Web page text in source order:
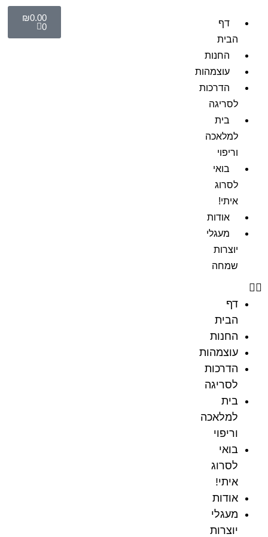
דף
הבית
החנות
עוצמהות
הדרכות
לסריגה
בית
למלאכה
וריפוי
בואי
לסרוג
איתי!
אודות
מעגלי
יוצרות
שמחה
דף
הבית
החנות
עוצמהות
הדרכות
לסריגה
בית
למלאכה
וריפוי
בואי
לסרוג
איתי!
אודות
מעגלי
יוצרות
₪0.00
0